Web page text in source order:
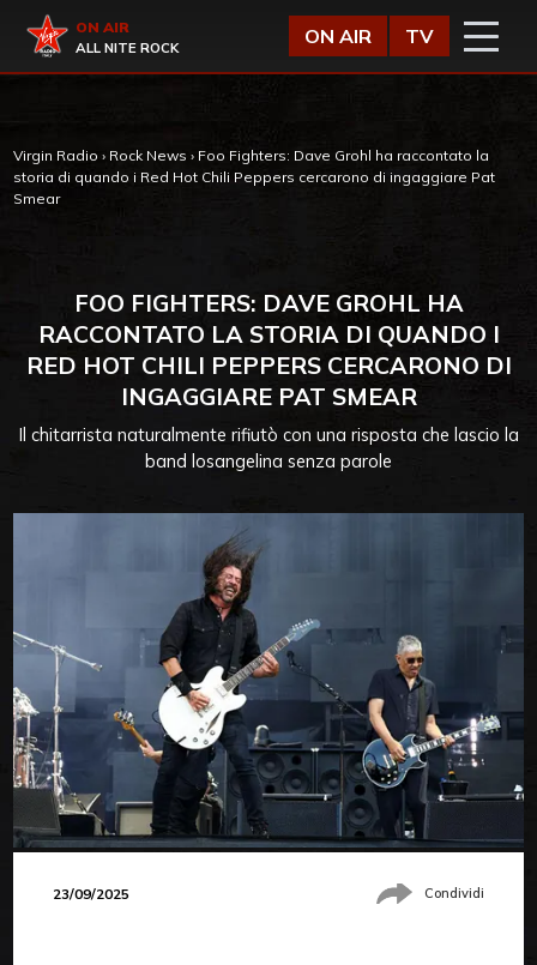
Virgin Radio
ON AIR
ALL NITE ROCK
ON AIR TV
Virgin Radio › Rock News › Foo Fighters: Dave Grohl ha raccontato la
storia di quando i Red Hot Chili Peppers cercarono di ingaggiare Pat
Smear
FOO FIGHTERS: DAVE GROHL HA
RACCONTATO LA STORIA DI QUANDO I
RED HOT CHILI PEPPERS CERCARONO DI
INGAGGIARE PAT SMEAR
Il chitarrista naturalmente rifiutò con una risposta che lascio la
band losangelina senza parole
23/09/2025 Condividi